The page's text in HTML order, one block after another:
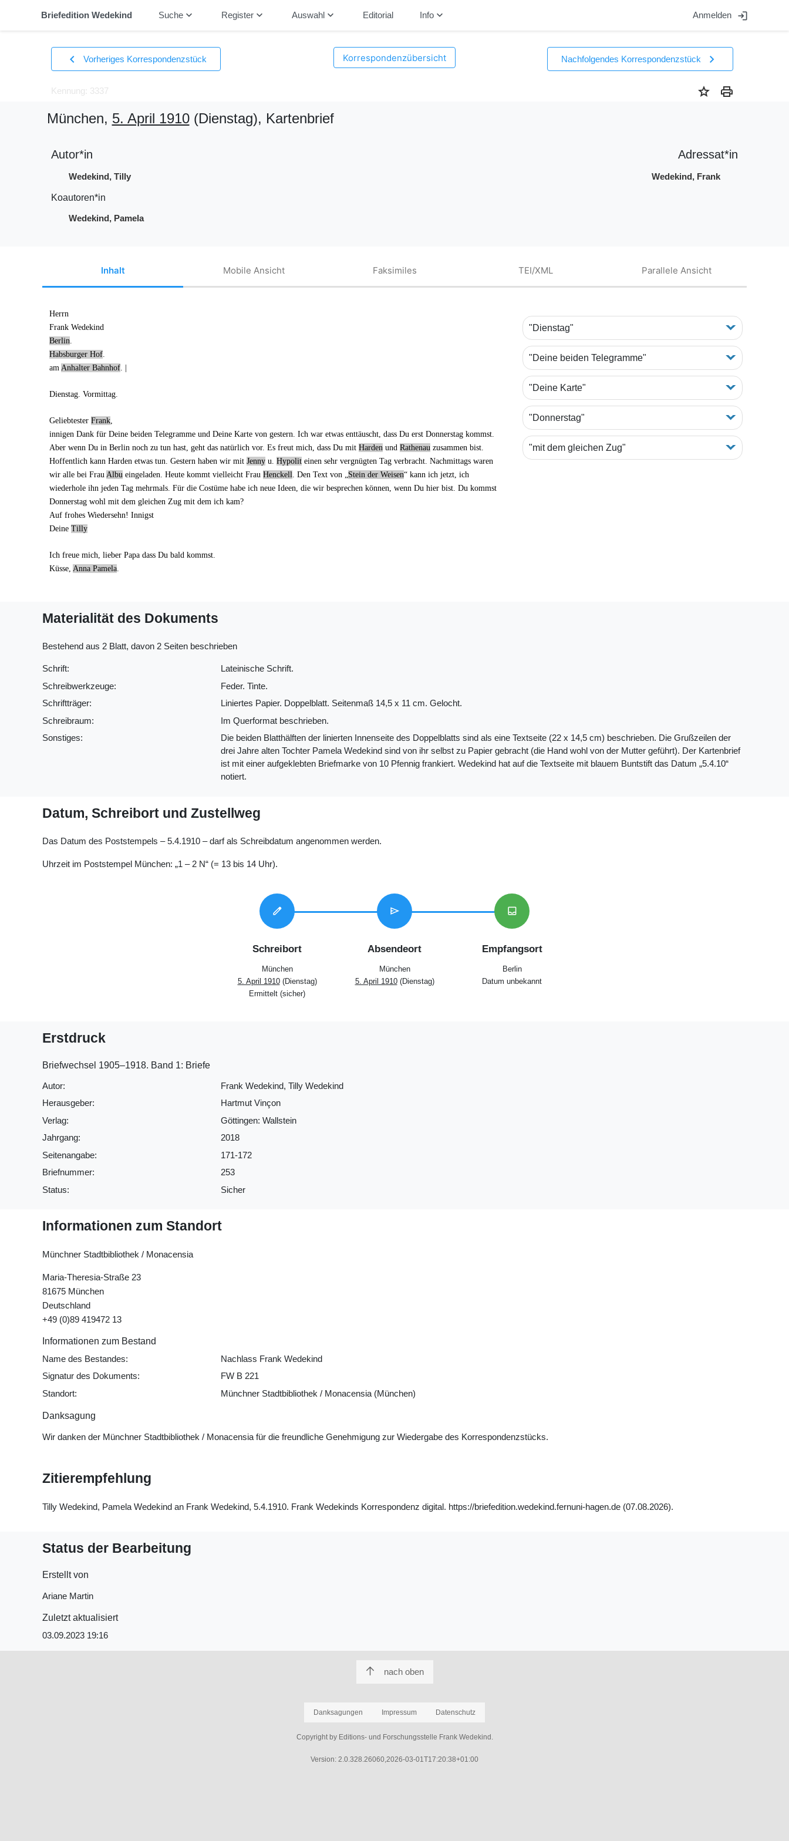
Briefedition Wedekind Suchekeyboard_arrow_down Registerkeyboard_arrow_down Auswahlkeyboard_arrow_down Editorial Infokeyboard_arrow_down Anmelden login
chevron_left Vorheriges Korrespondenzstück Korrespondenzübersicht Nachfolgendes Korrespondenzstück chevron_right
Kennung: 3337 star print
München, 5. April 1910(Dienstag), Kartenbrief
Autor*in
Wedekind, Tilly
Koautoren*in
Wedekind, Pamela
Adressat*in
Wedekind, Frank
Inhalt Mobile Ansicht Faksimiles TEI/XML Parallele Ansicht
Herrn
Frank Wedekind
Berlin
Habsburger Hof.
am Anhalter Bahnhof. |
Dienstag. Vormittag.
Geliebtester Frank,
innigen Dank für Deine beiden Telegrammeund Deine Kartevon gestern. Ich war etwas enttäuscht, dass Du erst Donnerstagkommst.
Aber wenn Du in Berlin noch zu tun hast, geht das natürlich vor. Es freut mich, dass Du mit Harden und Rathenau zusammen bist.
Hoffentlich kann Harden etwas tun. Gestern haben wir mit Jennyu. Hypoliteinen sehr vergnügten Tag verbracht. Nachmittags waren
wir alle bei Frau Albu eingeladen. Heute kommt vielleicht Frau Henckell . Den Text von „ Stein der Weisen“ kann ich jetzt, ich
wiederhole ihn jeden Tag mehrmals. Für die Costüme habe ich neue Ideen, die wir besprechen können, wenn Du hier bist. Du kommst
Donnerstag wohl mit dem gleichen Zugmit dem ich kam?
Auf frohes Wiedersehn! Innigst
Deine Tilly
Ich freue mich, lieber Papa dass Du bald kommst.
Küsse, Anna Pamela.
"Dienstag"
"Deine beiden Telegramme"
"Deine Karte"
"Donnerstag"
"mit dem gleichen Zug"
Materialität des Dokuments
Bestehend aus 2 Blatt, davon 2 Seiten beschrieben
Schrift:
Lateinische Schrift.
Schreibwerkzeuge:
Feder. Tinte.
Schriftträger:
Liniertes Papier. Doppelblatt. Seitenmaß 14,5 x 11 cm. Gelocht.
Schreibraum:
Im Querformat beschrieben.
Sonstiges:
Die beiden Blatthälften der linierten Innenseite des Doppelblatts sind als eine Textseite (22 x 14,5 cm) beschrieben. Die Grußzeilen der
drei Jahre alten Tochter Pamela Wedekind sind von ihr selbst zu Papier gebracht (die Hand wohl von der Mutter geführt). Der Kartenbrief
ist mit einer aufgeklebten Briefmarke von 10 Pfennig frankiert. Wedekind hat auf die Textseite mit blauem Buntstift das Datum „5.4.10“
notiert.
Datum, Schreibort und Zustellweg
Das Datum des Poststempels – 5.4.1910 – darf als Schreibdatum angenommen werden.
Uhrzeit im Poststempel München: „1 – 2 N“ (= 13 bis 14 Uhr).
edit
Schreibort
München
5. April 1910(Dienstag)
Ermittelt (sicher)
send
Absendeort
München
5. April 1910(Dienstag)
inbox
Empfangsort
Berlin
Datum unbekannt
Erstdruck
Briefwechsel 1905‒1918. Band 1: Briefe
Autor:
Frank Wedekind, Tilly Wedekind
Herausgeber:
Hartmut Vinçon
Verlag:
Göttingen: Wallstein
Jahrgang:
2018
Seitenangabe:
171-172
Briefnummer:
253
Status:
Sicher
Informationen zum Standort
Münchner Stadtbibliothek / Monacensia
Maria-Theresia-Straße 23
81675 München
Deutschland
+49 (0)89 419472 13
Informationen zum Bestand
Name des Bestandes:
Nachlass Frank Wedekind
Signatur des Dokuments:
FW B 221
Standort:
Münchner Stadtbibliothek / Monacensia (München)
Danksagung
Wir danken der Münchner Stadtbibliothek / Monacensia für die freundliche Genehmigung zur Wiedergabe des Korrespondenzstücks.
Zitierempfehlung
Tilly Wedekind, Pamela Wedekind an Frank Wedekind, 5.4.1910. Frank Wedekinds Korrespondenz digital. https://briefedition.wedekind.fernuni-hagen.de (07.08.2026).
Status der Bearbeitung
Erstellt von
Ariane Martin
Zuletzt aktualisiert
03.09.2023 19:16
nach oben
Danksagungen Impressum Datenschutz
Copyright by Editions- und Forschungsstelle Frank Wedekind.
Version: 2.0.328.26060,2026-03-01T17:20:38+01:00